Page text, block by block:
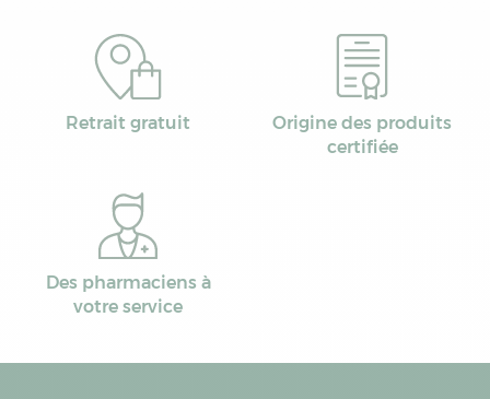
Retrait gratuit
Origine des produits
certifiée
Des pharmaciens à
votre service